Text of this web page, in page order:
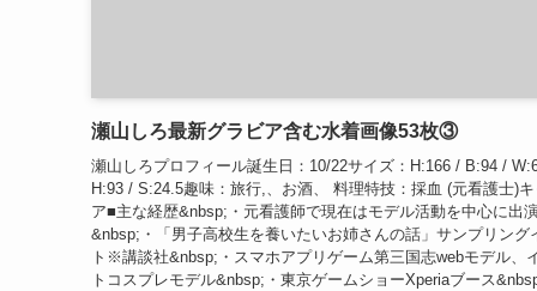
瀬山しろ最新グラビア含む水着画像53枚③
瀬山しろプロフィール誕生日：10/22サイズ：H:166 / B:94 /
H:93 / S:24.5趣味：旅行,、お酒、 料理特技：採血 (元看護士)キ
ア■主な経歴&nbsp;・元看護師で現在はモデル活動を中心に出
&nbsp;・「男子高校生を養いたいお姉さんの話」サンプリング
ト※講談社&nbsp;・スマホアプリゲーム第三国志webモデル、
トコスプレモデル&nbsp;・東京ゲームショーXperiaブース